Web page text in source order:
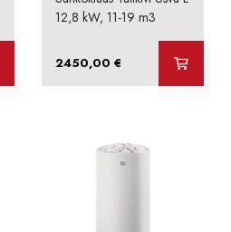
12,8 kW, 11-19 m3
2450,00€